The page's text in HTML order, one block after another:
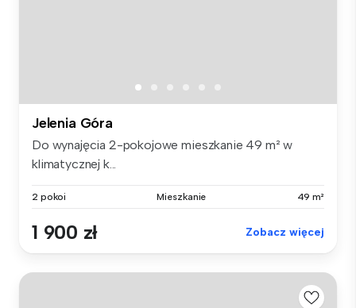
Jelenia Góra
Do wynajęcia 2-pokojowe mieszkanie 49 m² w
klimatycznej k...
2 pokoi Mieszkanie 49 m²
1 900 zł Zobacz więcej